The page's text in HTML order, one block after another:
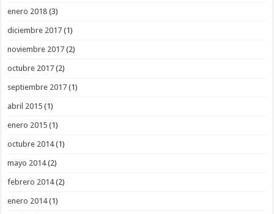
enero 2018 (3)
diciembre 2017 (1)
noviembre 2017 (2)
octubre 2017 (2)
septiembre 2017 (1)
abril 2015 (1)
enero 2015 (1)
octubre 2014(1)
mayo 2014(2)
febrero 2014(2)
enero 2014(1)